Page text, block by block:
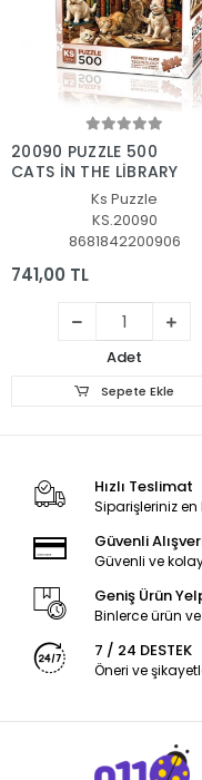
20090 PUZZLE 500
CATS İN THE LİBRARY
Ks Puzzle
KS.20090
8681842200906
741,00 TL
Adet
Sepete Ekle
Hızlı Teslimat
Siparişleriniz en
Güvenli
Güvenli ve
Geniş Ürün
Binlerce ürün
7 / 24 DESTEK
Öneri ve